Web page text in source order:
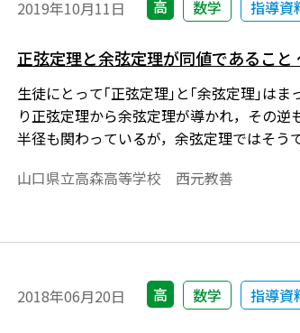
2019年10月11日 高 数学 指導資
正弦定理と余弦定理が同値であること
生徒にとって｢正弦定理｣と｢余弦定理｣は
り正弦定理から余弦定理が導かれ，その
半径も関わっているが，余弦定理ではそ
らの２乗の和は常に１であるという強力な
山口県立高森高等学校 西元教善
2018年06月20日 高 数学 指導資